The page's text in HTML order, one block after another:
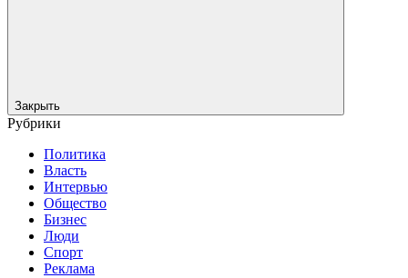
Закрыть
Рубрики
Политика
Власть
Интервью
Общество
Бизнес
Люди
Спорт
Реклама